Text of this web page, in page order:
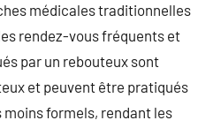
médicales traditionnelles
rendez-vous fréquents et
par un rebouteux sont
et peuvent être pratiqués
formels, rendant les